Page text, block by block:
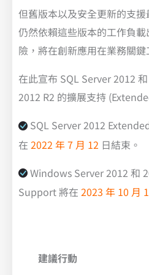
但舊版本以及安全更新的支
仍然依賴這些版本的工作負
險，將在創新應用在業務關
在此宣布 SQL Server 2012
2012 R2 的擴展支持
SQL Server 2012
在 2022 年 7 月 12 日結束。
Windows Server 2012 和
Support 將在 2023 年 10 月
建議行動